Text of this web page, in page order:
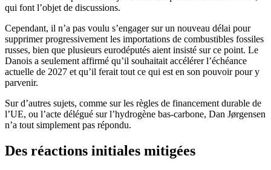
qui font l’objet de discussions.
Cependant, il n’a pas voulu s’engager sur un nouveau délai pour
supprimer progressivement les importations de combustibles fossiles
russes, bien que plusieurs eurodéputés aient insisté sur ce point. Le
Danois a seulement affirmé qu’il souhaitait accélérer l’échéance
actuelle de 2027 et qu’il ferait tout ce qui est en son pouvoir pour y
parvenir.
Sur d’autres sujets, comme sur les règles de financement durable de
l’UE, ou l’acte délégué sur l’hydrogène bas-carbone, Dan Jørgensen
n’a tout simplement pas répondu.
Des réactions initiales mitigées